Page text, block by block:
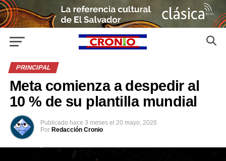
PRINCIPAL
Meta comienza a despedir al
10 % de su plantilla mundial
Publicado hace 3 meses el 20 mayo, 2026
Por Redacción Cronio